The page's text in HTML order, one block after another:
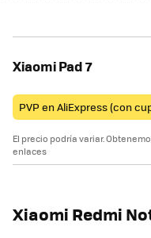
Xiaomi Pad 7
PVP en AliExpress (con
El precio podría variar.
enlaces
Xiaomi Redmi